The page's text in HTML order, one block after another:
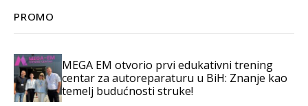
PROMO
MEGA EM otvorio prvi edukativni trening
centar za autoreparaturu u BiH: Znanje kao
temelj budućnosti struke!